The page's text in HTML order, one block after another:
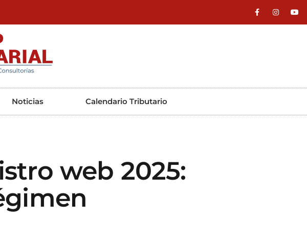
Noticias Calendario Tributario
web 2025: